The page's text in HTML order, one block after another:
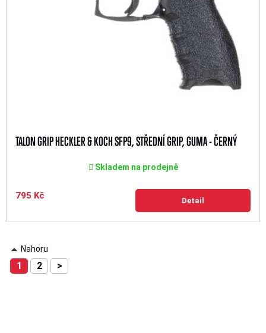
TALON GRIP HECKLER & KOCH SFP9, STŘEDNÍ GRIP, GUMA - ČERNÝ
Skladem na prodejně
795 Kč Detail
Nahoru
1 2 >